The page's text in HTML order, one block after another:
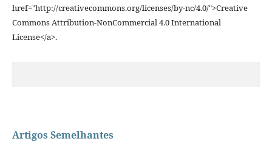
href="http://creativecommons.org/licenses/by-nc/4.0/">Creative
Commons Attribution-NonCommercial 4.0 International
License</a>.
Artigos Semelhantes